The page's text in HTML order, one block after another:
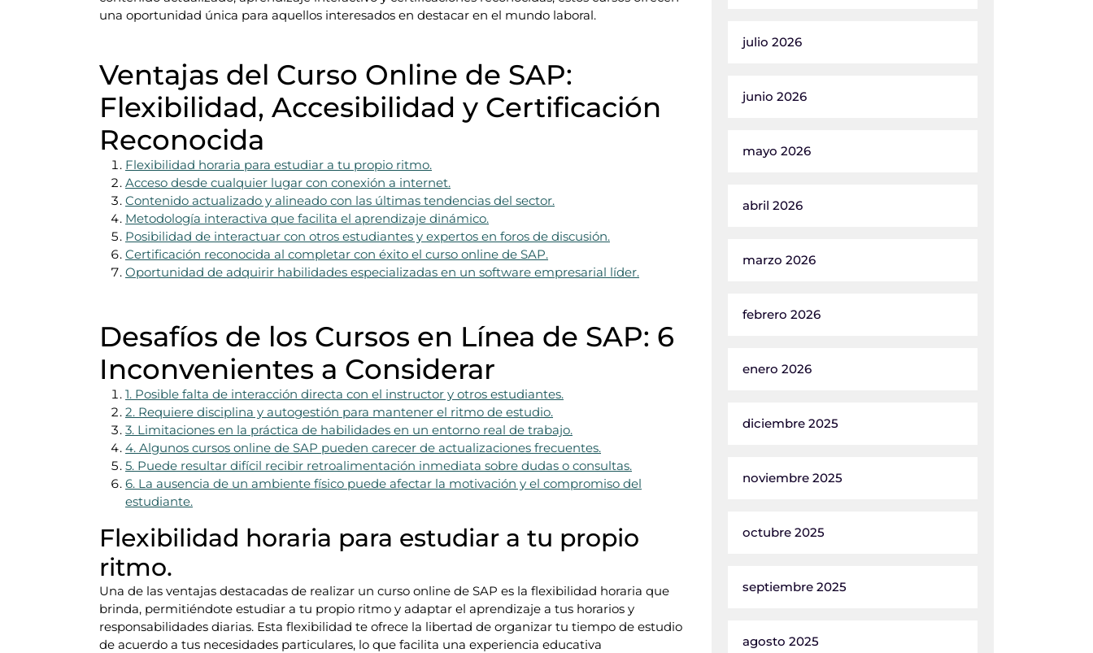
una oportunidad única para aquellos interesados en destacar en el mundo laboral.
Ventajas del Curso Online de SAP:
Flexibilidad, Accesibilidad y Certificación
Reconocida
Flexibilidad horaria para estudiar a tu propio ritmo.
Acceso desde cualquier lugar con conexión a internet.
Contenido actualizado y alineado con las últimas tendencias del sector.
Metodología interactiva que facilita el aprendizaje dinámico.
Posibilidad de interactuar con otros estudiantes y expertos en foros de discusión.
Certificación reconocida al completar con éxito el curso online de SAP.
Oportunidad de adquirir habilidades especializadas en un software empresarial líder.
Desafíos de los Cursos en Línea de SAP: 6
Inconvenientes a Considerar
1. Posible falta de interacción directa con el instructor y otros estudiantes.
2. Requiere disciplina y autogestión para mantener el ritmo de estudio.
3. Limitaciones en la práctica de habilidades en un entorno real de trabajo.
4. Algunos cursos online de SAP pueden carecer de actualizaciones frecuentes.
5. Puede resultar difícil recibir retroalimentación inmediata sobre dudas o consultas.
6. La ausencia de un ambiente físico puede afectar la motivación y el compromiso del
estudiante.
Flexibilidad horaria para estudiar a tu propio
ritmo.
Una de las ventajas destacadas de realizar un curso online de SAP es la flexibilidad horaria que
brinda, permitiéndote estudiar a tu propio ritmo y adaptar el aprendizaje a tus horarios y
responsabilidades diarias. Esta flexibilidad te ofrece la libertad de organizar tu tiempo de estudio
de acuerdo a tus necesidades particulares, lo que facilita una experiencia educativa
julio 2026
junio 2026
mayo 2026
abril 2026
marzo 2026
febrero 2026
enero 2026
diciembre 2025
noviembre 2025
octubre 2025
septiembre 2025
agosto 2025